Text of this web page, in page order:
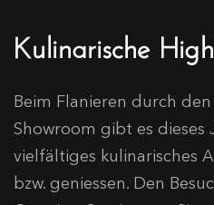
Kulinarische
Beim Flanieren durch
Showroom gibt es dieses
vielfältiges kulinarisches
bzw. geniessen. Den